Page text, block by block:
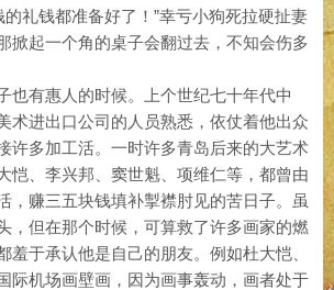
礼钱都准备好了！”幸亏小狗死拉硬扯妻
掀起一个角的桌子会翻过去，不知会伤多
也有惠人的时候。上个世纪七十年代中
术进出口公司的人员熟悉，依仗着他出众
许多加工活。一时许多青岛后来的大艺术
恺、李兴邦、窦世魁、项维仁等，都曾由
，赚三五块钱填补掣襟肘见的苦日子。虽
，但在那个时候，可算救了许多画家的燃
羞于承认他是自己的朋友。例如杜大恺、
际机场画壁画，因为画事轰动，画者处于